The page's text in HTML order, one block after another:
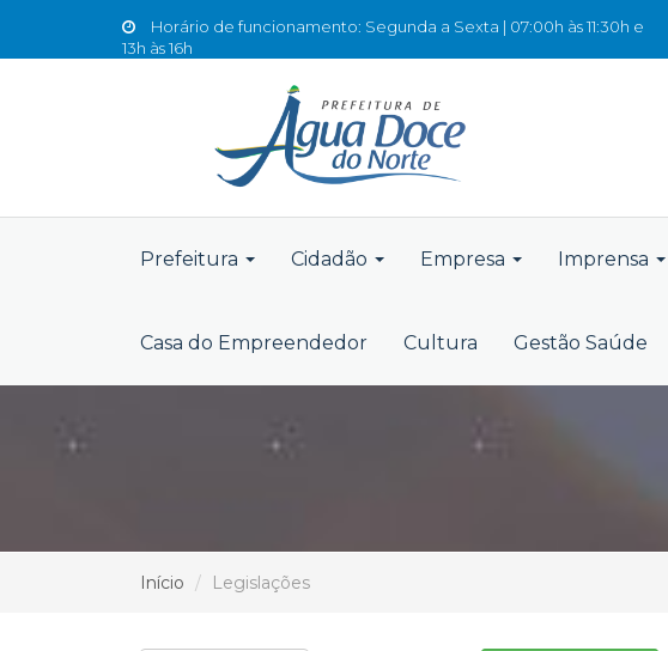
Horário de funcionamento: Segunda a Sexta | 07:00h às 11:30h e
13h às 16h
Prefeitura Cidadão Empresa Imprensa
Casa do Empreendedor Cultura Gestão Saúde
Início Legislações